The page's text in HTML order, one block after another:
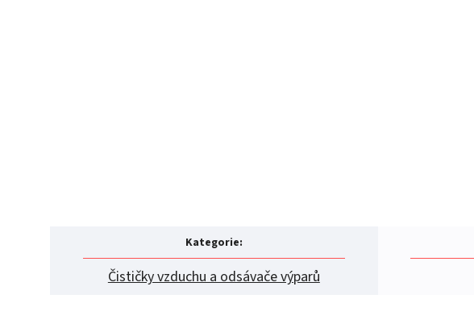
Kategorie:
Čističky vzduchu a odsávače výparů